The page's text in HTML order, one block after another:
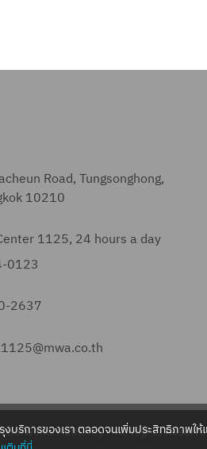
Road, Tungsonghong,
10210
1125, 24 hours a day
0123
2637
Authority – All Rights
รุงบริการของเรา ตลอดจนเพิ่มประสิทธิภ